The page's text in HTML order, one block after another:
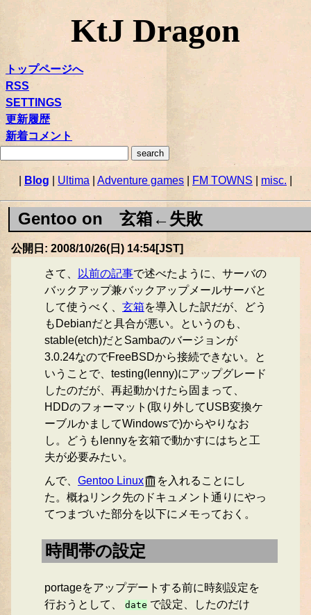
KtJ Dragon
トップページへ
RSS
SETTINGS
更新履歴
新着コメント
Blog Ultima Adventure games FM TOWNS| misc.
Gentoo on 玄箱←失敗
公開日: 2008/10/26(日) 14:54[JST]
さて、 以前の記事で述べたように、サーバの
バックアップ兼バックアップメールサーバと
して使うべく、 玄箱を導入した訳だが、どう
もDebianだと具合が悪い。というのも、
stable(etch)だとSambaのバージョンが
3.0.24なのでFreeBSDから接続できない。と
いうことで、testing(lenny)にアップグレード
したのだが、再起動かけたら固まって、
HDDのフォーマット(取り外してUSB変換ケ
ーブルかましてWindowsで)からやりなお
し。どうもlennyを玄箱で動かすにはちと工
夫が必要みたい。
んで、 Gentoo Linux
を入れることにし
た。概ねリンク先のドキュメント通りにやっ
てつまづいた部分を以下にメモっておく。
時間帯の設定
portageをアップデートする前に時刻設定を
行おうとして、 date で設定、したのだけ